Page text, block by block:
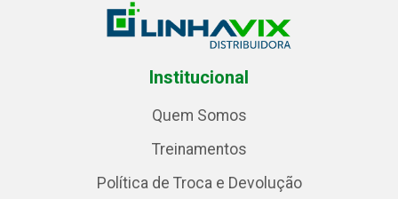
Institucional
Quem Somos
Treinamentos
Política de Troca e Devolução